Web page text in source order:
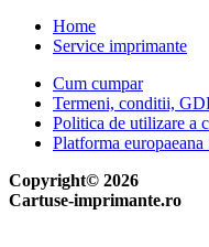
Home
Service imprimante
Cum cumpar
Termeni, conditii,
Politica de utilizare a
Platforma
Copyright© 2026
Cartuse-imprimante.ro